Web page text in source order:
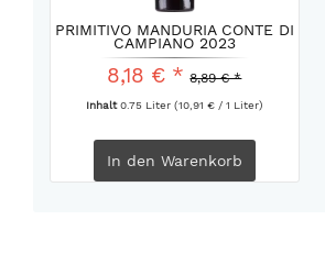
PRIMITIVO MANDURIA CONTE DI
CAMPIANO 2023
8,18 € * 8,89 € *
Inhalt0.75 Liter (10,91 € / 1 Liter)
In den Warenkorb